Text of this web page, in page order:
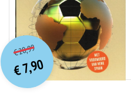
€20,99O
orspr
onkelijke
prijs
was:
€ 20,99.
€7,90
Huidige
prijs
is:
€ 7,90.